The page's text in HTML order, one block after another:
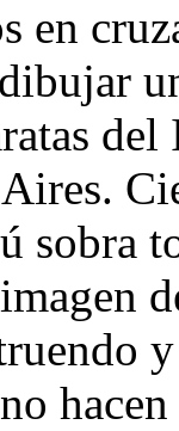
en
sobra